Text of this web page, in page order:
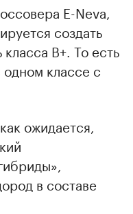
E-Neva,
создать
B+. То есть
классе с
ожидается,
в составе